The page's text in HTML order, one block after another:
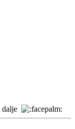
dalje